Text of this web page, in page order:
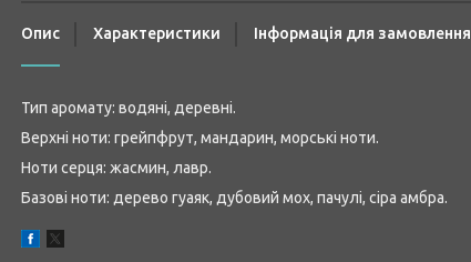
Опис Характеристики Інформація для замовлення
Тип аромату: водяні, деревні.
Верхні ноти: грейпфрут, мандарин, морські ноти.
Ноти серця: жасмин, лавр.
Базові ноти: дерево гуаяк, дубовий мох, пачулі, сіра амбра.